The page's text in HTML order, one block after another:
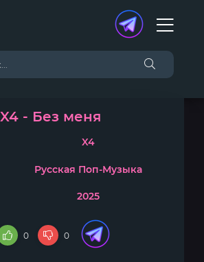
X4 - Без меня
X4
Русская Поп-Музыка
2025
0 0